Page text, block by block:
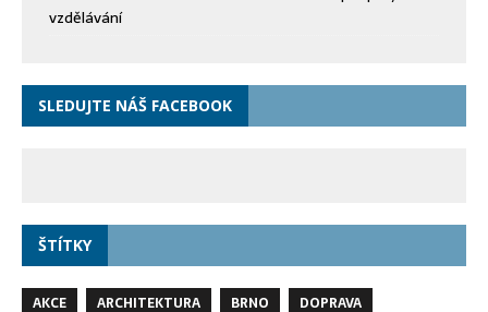
vzdělávání
SLEDUJTE NÁŠ FACEBOOK
ŠTÍTKY
AKCE ARCHITEKTURA BRNO
DOPRAVA